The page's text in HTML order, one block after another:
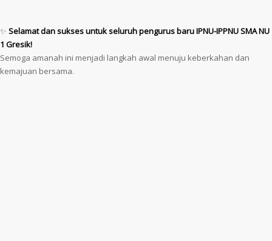
✨ Selamat dan sukses untuk seluruh pengurus baru IPNU-IPPNU SMA NU
1 Gresik!
Semoga amanah ini menjadi langkah awal menuju keberkahan dan
kemajuan bersama.